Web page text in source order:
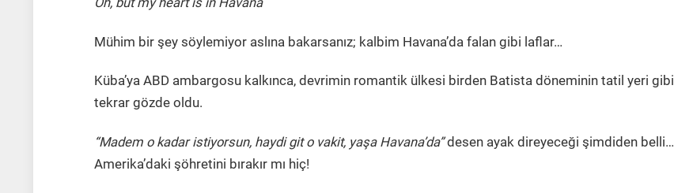
Mühim bir şey söylemiyor aslına bakarsanız; kalbim Havana’da falan gibi laflar…
Küba’ya ABD ambargosu kalkınca, devrimin romantik ülkesi birden Batista döneminin tatil yeri gibi
tekrar gözde oldu.
“Madem o kadar istiyorsun, haydi git o vakit, yaşa Havana’da”desen ayak direyeceği şimdiden belli…
Amerika’daki şöhretini bırakır mı hiç!